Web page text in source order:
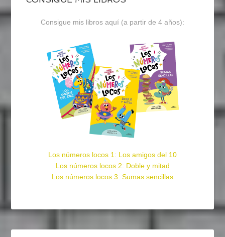
Consigue mis libros aquí (a partir de 4 años):
Los números locos 1: Los amigos del 10
Los números locos 2: Doble y mitad
Los números locos 3: Sumas sencillas